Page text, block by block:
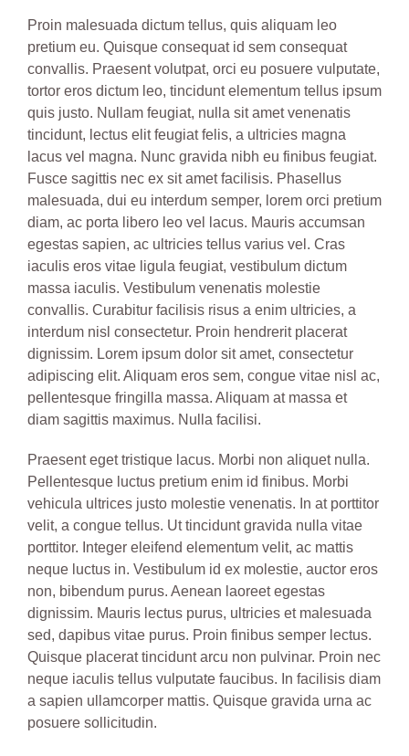
Proin malesuada dictum tellus, quis aliquam leo
pretium eu. Quisque consequat id sem consequat
convallis. Praesent volutpat, orci eu posuere vulputate,
tortor eros dictum leo, tincidunt elementum tellus ipsum
quis justo. Nullam feugiat, nulla sit amet venenatis
tincidunt, lectus elit feugiat felis, a ultricies magna
lacus vel magna. Nunc gravida nibh eu finibus feugiat.
Fusce sagittis nec ex sit amet facilisis. Phasellus
malesuada, dui eu interdum semper, lorem orci pretium
diam, ac porta libero leo vel lacus. Mauris accumsan
egestas sapien, ac ultricies tellus varius vel. Cras
iaculis eros vitae ligula feugiat, vestibulum dictum
massa iaculis. Vestibulum venenatis molestie
convallis. Curabitur facilisis risus a enim ultricies, a
interdum nisl consectetur. Proin hendrerit placerat
dignissim. Lorem ipsum dolor sit amet, consectetur
adipiscing elit. Aliquam eros sem, congue vitae nisl ac,
pellentesque fringilla massa. Aliquam at massa et
diam sagittis maximus. Nulla facilisi.
Praesent eget tristique lacus. Morbi non aliquet nulla.
Pellentesque luctus pretium enim id finibus. Morbi
vehicula ultrices justo molestie venenatis. In at porttitor
velit, a congue tellus. Ut tincidunt gravida nulla vitae
porttitor. Integer eleifend elementum velit, ac mattis
neque luctus in. Vestibulum id ex molestie, auctor eros
non, bibendum purus. Aenean laoreet egestas
dignissim. Mauris lectus purus, ultricies et malesuada
sed, dapibus vitae purus. Proin finibus semper lectus.
Quisque placerat tincidunt arcu non pulvinar. Proin nec
neque iaculis tellus vulputate faucibus. In facilisis diam
a sapien ullamcorper mattis. Quisque gravida urna ac
posuere sollicitudin.